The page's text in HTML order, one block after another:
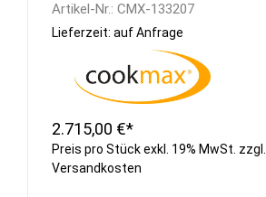
Artikel-Nr.: CMX-133207
Lieferzeit: auf Anfrage
2.715,00 €*
Preis pro Stück exkl. 19% MwSt. zzgl.
Versandkosten